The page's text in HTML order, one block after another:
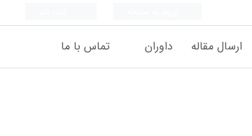
ارسال مقاله داوران تماس با ما